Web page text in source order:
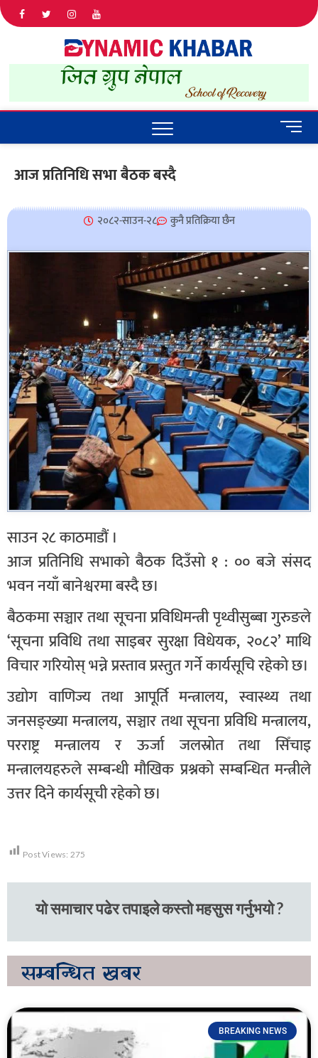
IN NEPAL
M
e
u
o
n
आज प्रतिनिधि सभा बैठक बस्दै
२०८२-साउन-२८ कुनै प्रतिक्रिया छैन
साउन २८ काठमाडौं ।
आज प्रतिनिधि सभाको बैठक दिउँसो १ : ०० बजे संसद
भवन नयाँ बानेश्वरमा बस्दै छ।
बैठकमा सञ्चार तथा सूचना प्रविधिमन्त्री पृथ्वीसुब्बा गुरुङले
‘सूचना प्रविधि तथा साइबर सुरक्षा विधेयक, २०८२’ माथि
विचार गरियोस् भन्ने प्रस्ताव प्रस्तुत गर्ने कार्यसूचि रहेको छ।
उद्योग वाणिज्य तथा आपूर्ति मन्त्रालय, स्वास्थ्य तथा
जनसङ्ख्या मन्त्रालय, सञ्चार तथा सूचना प्रविधि मन्त्रालय,
परराष्ट्र मन्त्रालय र ऊर्जा जलस्रोत तथा सिँचाइ
मन्त्रालयहरुले सम्बन्धी मौखिक प्रश्नको सम्बन्धित मन्त्रीले
उत्तर दिने कार्यसूची रहेको छ।
Post Views: 275
यो समाचार पढेर तपाइले कस्तो महसुस गर्नुभयो ?
सम्बन्धित खबर
BREAKING NEWS